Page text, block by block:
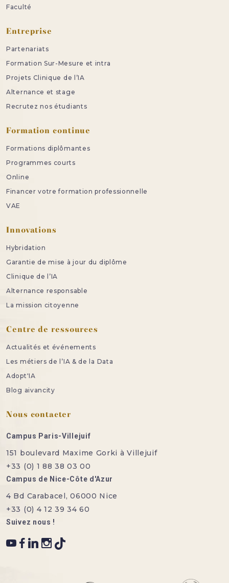
Faculté
Entreprise
Partenariats
Formation Sur-Mesure et intra
Projets Clinique de l’IA
Alternance et stage
Recrutez nos étudiants
Formation continue
Formations diplômantes
Programmes courts
Online
Financer votre formation professionnelle
VAE
Innovations
Hybridation
Garantie de mise à jour du diplôme
Clinique de l’IA
Alternance responsable
La mission citoyenne
Centre de ressources
Actualités et événements
Les métiers de l’IA & de la Data
Adopt'IA
Blog aivancity
Nous contacter
Campus Paris-Villejuif
151 boulevard Maxime Gorki à Villejuif
+33 (0) 1 88 38 03 00
Campus de Nice-Côte d'Azur
4 Bd Carabacel, 06000 Nice
+33 (0) 4 12 39 34 60
Suivez nous !